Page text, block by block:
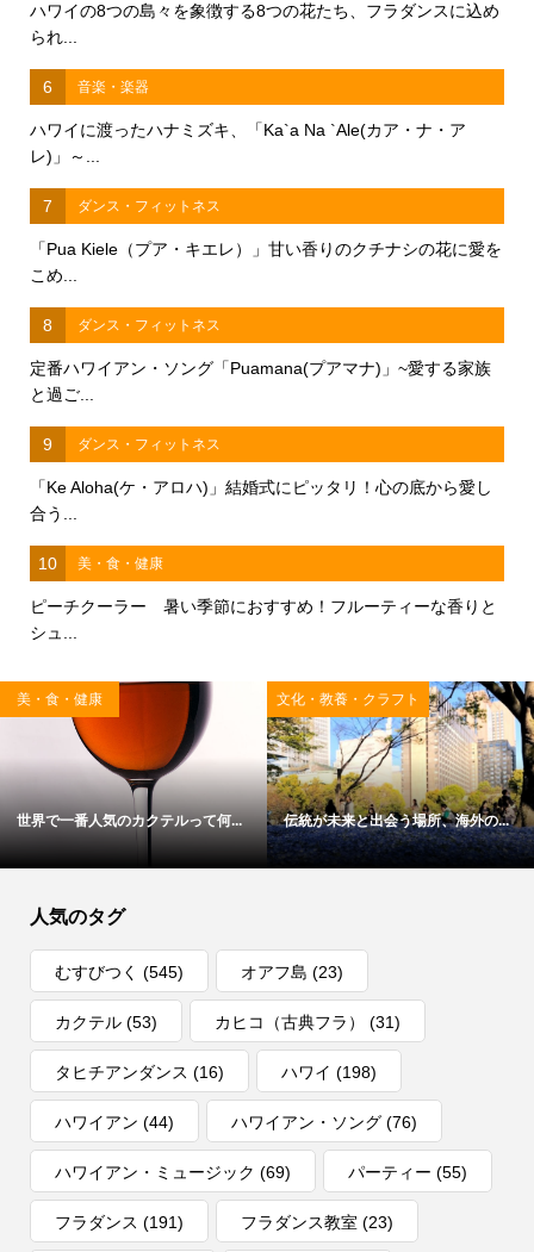
ハワイの8つの島々を象徴する8つの花たち、フラダンスに込め
られ...
6 音楽・楽器
ハワイに渡ったハナミズキ、「Ka`a Na `Ale(カア・ナ・ア
レ)」～...
7 ダンス・フィットネス
「Pua Kiele（プア・キエレ）」甘い香りのクチナシの花に愛を
こめ...
8 ダンス・フィットネス
定番ハワイアン・ソング「Puamana(プアマナ)」~愛する家族
と過ご...
9 ダンス・フィットネス
「Ke Aloha(ケ・アロハ)」結婚式にピッタリ！心の底から愛し
合う...
10 美・食・健康
ピーチクーラー 暑い季節におすすめ！フルーティーな香りと
シュ...
美・食・健康
世界で一番人気のカクテルって何...
文化・教養・クラフト
伝統が未来と出会う場所、海外の...
人気のタグ
むすびつく (545) オアフ島 (23)
カクテル(53) カヒコ（古典フラ） (31)
タヒチアンダンス (16) ハワイ (198)
ハワイアン (44) ハワイアン・ソング(76)
ハワイアン・ミュージック (69) パーティー (55)
フラダンス (191) フラダンス教室 (23)